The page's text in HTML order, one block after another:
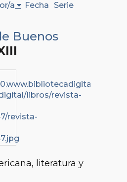
a Fecha Serie
Buenos
literatura y